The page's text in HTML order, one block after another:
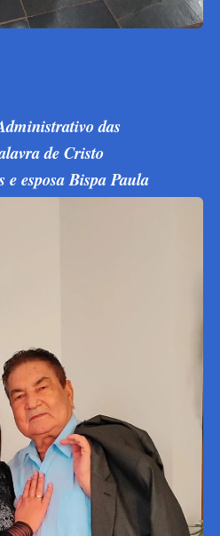
das
de Cristo
e esposa Bispa Paula